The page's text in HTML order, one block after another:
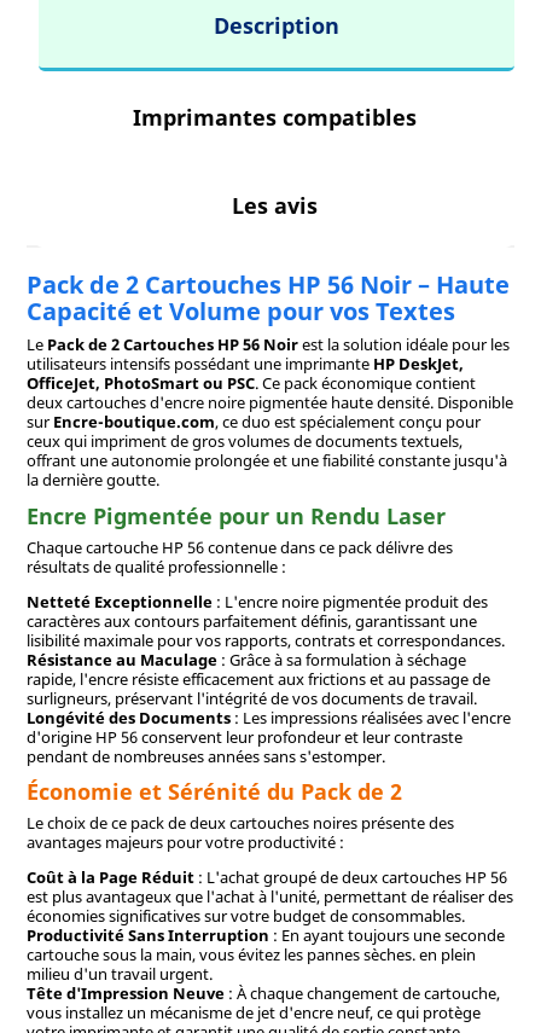
Description
Imprimantes compatibles
Les avis
Pack de 2 Cartouches HP 56 Noir – Haute
Capacité et Volume pour vos Textes
Le Pack de 2 Cartouches HP 56 Noirest la solution idéale pour les
utilisateurs intensifs possédant une imprimante HP DeskJet,
OfficeJet, PhotoSmart ou PSC. Ce pack économique contient
deux cartouches d'encre noire pigmentée haute densité. Disponible
surEncre-boutique.com, ce duo est spécialement conçu pour
ceux qui impriment de gros volumes de documents textuels,
offrant une autonomie prolongée et une fiabilité constante jusqu'à
la dernière goutte.
Encre Pigmentée pour un Rendu Laser
Chaque cartouche HP 56 contenue dans ce pack délivre des
résultats de qualité professionnelle :
Netteté Exceptionnelle: L'encre noire pigmentée produit des
caractères aux contours parfaitement définis, garantissant une
lisibilité maximale pour vos rapports, contrats et correspondances.
Résistance au Maculage: Grâce à sa formulation à séchage
rapide, l'encre résiste efficacement aux frictions et au passage de
surligneurs, préservant l'intégrité de vos documents de travail.
Longévité des Documents: Les impressions réalisées avec l'encre
d'origine HP 56 conservent leur profondeur et leur contraste
pendant de nombreuses années sans s'estomper.
Économie et Sérénité du Pack de 2
Le choix de ce pack de deux cartouches noires présente des
avantages majeurs pour votre productivité :
Coût à la Page Réduit: L'achat groupé de deux cartouches HP 56
est plus avantageux que l'achat à l'unité, permettant de réaliser des
économies significatives sur votre budget de consommables.
Productivité Sans Interruption : En ayant toujours une seconde
cartouche sous la main, vous évitez les pannes sèches. en plein
milieu d'un travail urgent.
Tête d'Impression Neuve: À chaque changement de cartouche,
vous installez un mécanisme de jet d'encre neuf, ce qui protège